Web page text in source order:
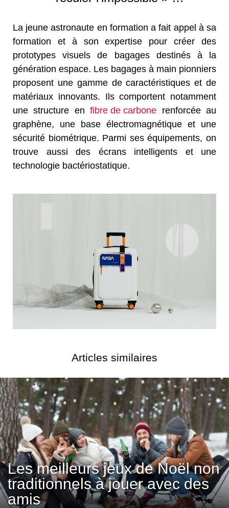
La jeune astronaute en formation a fait appel à sa
formation et à son expertise pour créer des
prototypes visuels de bagages destinés à la
génération espace. Les bagages à main pionniers
proposent une gamme de caractéristiques et de
matériaux innovants. Ils comportent notamment
une structure enfibre de carbone renforcée au
graphène, une base électromagnétique et une
sécurité biométrique. Parmi ses équipements, on
trouve aussi des écrans intelligents et une
technologie bactériostatique.
Articles similaires
Les meilleurs jeux de Noël non
traditionnels à jouer avec des
amis